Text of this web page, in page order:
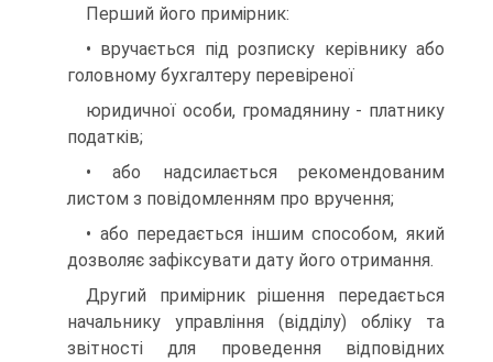
Перший його примірник:
• вручається під розписку керівнику або
головному бухгалтеру перевіреної
юридичної особи, громадянину - платнику
податків;
• або надсилається рекомендованим
листом з повідомленням про вручення;
• або передається іншим способом, який
дозволяє зафіксувати дату його отримання.
Другий примірник рішення передається
начальнику управління (відділу) обліку та
звітності для проведення відповідних